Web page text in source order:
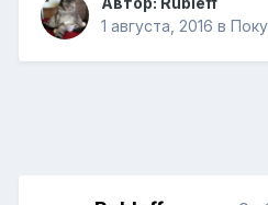
1 августа, 2016 в